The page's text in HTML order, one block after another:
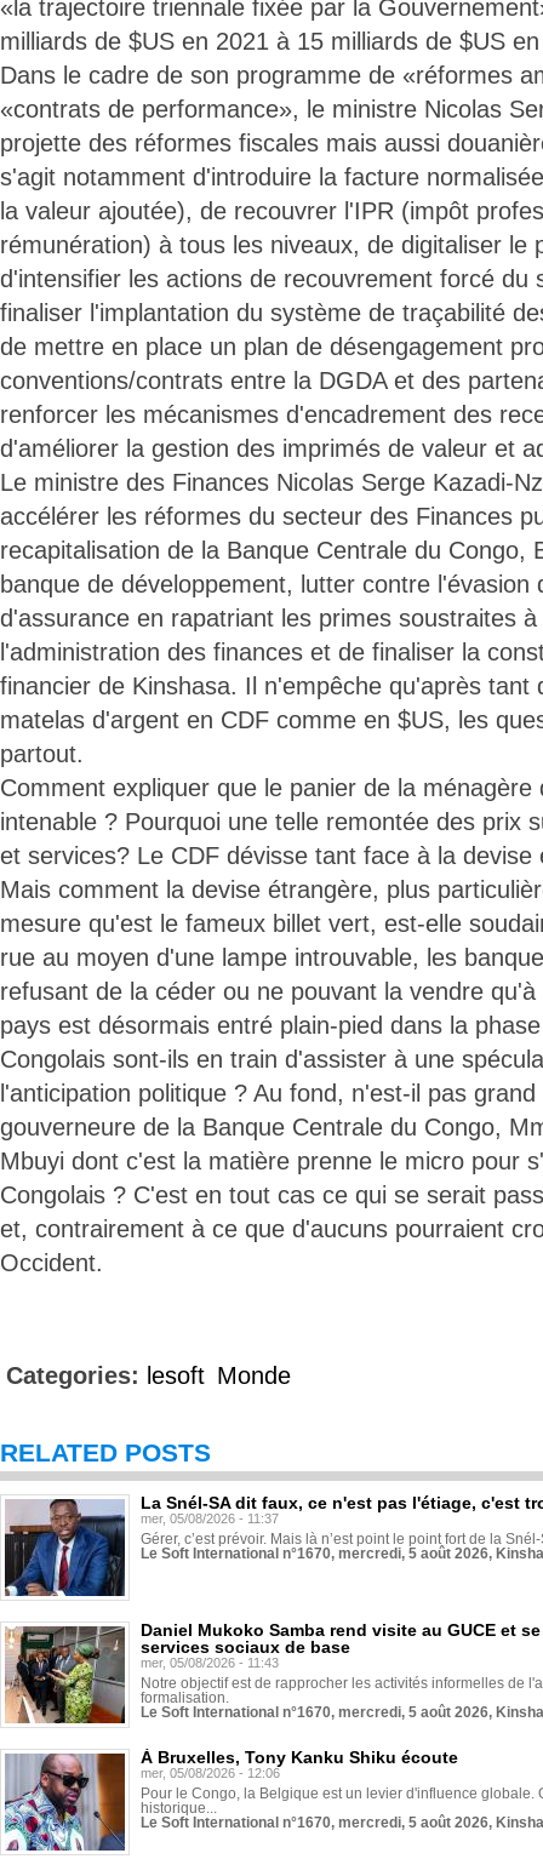
«la trajectoire triennale fixée par la
milliards de $US en 2021 à 15 milliards de $US
Dans le cadre de son programme de «réformes
«contrats de performance», le ministre Nicolas
projette des réformes fiscales mais aussi
s'agit notamment d'introduire la facture
la valeur ajoutée), de recouvrer l'IPR (impôt
rémunération) à tous les niveaux, de digitaliser le
d'intensifier les actions de recouvrement forcé du
finaliser l'implantation du système de traçabilité
de mettre en place un plan de désengagement
conventions/contrats entre la DGDA et des
renforcer les mécanismes d'encadrement des
d'améliorer la gestion des imprimés de valeur et
Le ministre des Finances Nicolas Serge Kazadi-
accélérer les réformes du secteur des Finances
recapitalisation de la Banque Centrale du Congo,
banque de développement, lutter contre l'évasion
d'assurance en rapatriant les primes soustraites
l'administration des finances et de finaliser la
financier de Kinshasa. Il n'empêche qu'après tant
matelas d'argent en CDF comme en $US, les
partout.
Comment expliquer que le panier de la ménagère
intenable ? Pourquoi une telle remontée des prix
et services? Le CDF dévisse tant face à la devise
Mais comment la devise étrangère, plus
mesure qu'est le fameux billet vert, est-elle
rue au moyen d'une lampe introuvable, les
refusant de la céder ou ne pouvant la vendre
pays est désormais entré plain-pied dans la
Congolais sont-ils en train d'assister à une
l'anticipation politique ? Au fond, n'est-il pas
gouverneure de la Banque Centrale du Congo,
Mbuyi dont c'est la matière prenne le micro pour
Congolais ? C'est en tout cas ce qui se serait
et, contrairement à ce que d'aucuns pourraient
Occident.
Categories: lesoft Monde
RELATED POSTS
La Snél-SA dit faux, ce n'est pas l'étiage, c'est
mer, 05/08/2026 - 11:37
Gérer, c’est prévoir. Mais là n’est point le point fort de la
Le Soft International n°1670, mercredi, 5 août 2026,
Daniel Mukoko Samba rend visite au GUCE et
services sociaux de base
mer, 05/08/2026 - 11:43
Notre objectif est de rapprocher les activités informelles de
formalisation.
Le Soft International n°1670, mercredi, 5 août 2026,
À Bruxelles, Tony Kanku Shiku écoute
mer, 05/08/2026 - 12:06
Pour le Congo, la Belgique est un levier d'influence globale.
historique...
Le Soft International n°1670, mercredi, 5 août 2026,